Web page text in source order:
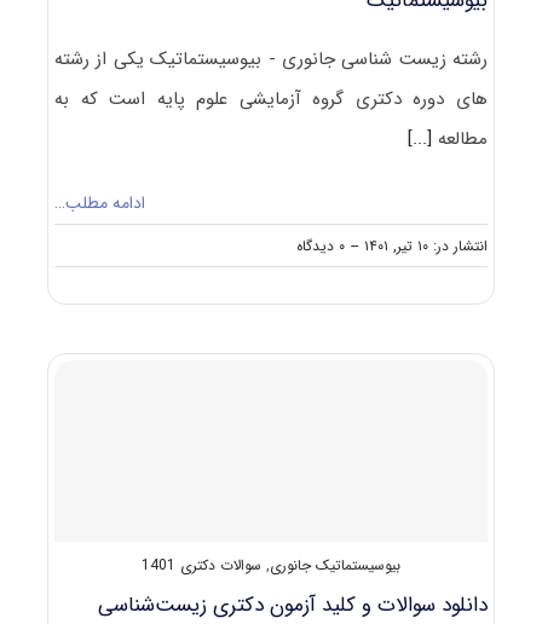
رشته زیست شناسی جانوری - بیوسیستماتیک یکی از رشته
های دوره دکتری گروه آزمایشی علوم پایه است که به
مطالعه [...]
ادامه مطلب…
انتشار در: ۱۰ تیر, ۱۴۰۱ -- ۰ دیدگاه
on
گرایش
شناسی
بیوسیستماتیک جانوری, سوالات دکتری 1401
دانلود سوالات و کلید آزمون دکتری زیست‌شناسی